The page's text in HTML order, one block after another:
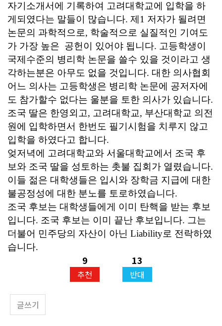
자기소개서에 기록하여 고려대학교에 입학을 하
게되였다는 말들이 많습니다. 제 1 저자가 될려면
논문의 과학적으로, 학술적으로 실질적인 기여도
가 가장 높은 공헌이 있어야 됩니다. 고등학생이
국제수준의 병리학 논문을 쓸수 있을 것이라고 생
각하는분은 아무도 없을 것입니다. 대한 의사협회
어느 의사는 고등학생은 병리학 논문에 공저자에
도 참가할수 없다는 울분을 토한 의사가 있습니다.
조국 딸은 한영외고, 고려대학교, 부산대학교 의전
원에 입학하면서 한번도 필기시험을 치루지 않고
입학을 하였다고 합니다.
엊저녁에 고려대학교와 서울대학교에서 조국 후
보와 조국 딸을 성토하는 촛불 집회가 열렸습니다.
이들 젊은 대학생들은 입시와 장학금 지급에 대한
불공정성에 대한 분노를 토로하였습니다.
조국 후보는 대학생들에게 이미 탄핵을 받는 후보
입니다. 조국 후보는 이미 끝난 후보입니다. 그는
더불어 민주당의 자산이 아닌 Liability로 전락하였
습니다.
9
추천
13
반대
글쓰기